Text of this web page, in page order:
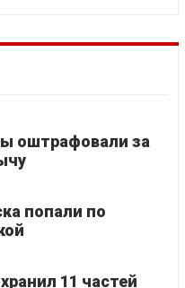
оштрафовали за
попали по
11 частей